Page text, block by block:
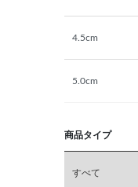
4.5cm
5.0cm
6.0cm
商品タイプ
すべて